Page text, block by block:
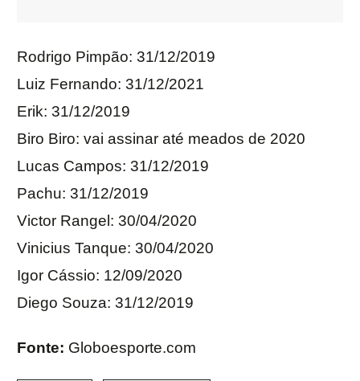
Rodrigo Pimpão: 31/12/2019
Luiz Fernando: 31/12/2021
Erik: 31/12/2019
Biro Biro: vai assinar até meados de 2020
Lucas Campos: 31/12/2019
Pachu: 31/12/2019
Victor Rangel: 30/04/2020
Vinicius Tanque: 30/04/2020
Igor Cássio: 12/09/2020
Diego Souza: 31/12/2019
Fonte: Globoesporte.com